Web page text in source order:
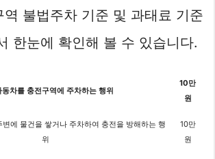
역 불법주차 기준 및 과태료 기준
한눈에 확인해 볼 수 있습니다.
동차를 충전구역에 주차하는 행위
10만
원
에 물건을 쌓거나 주차하여 충전을 방해하는 행
위
10만
원